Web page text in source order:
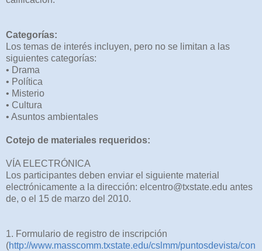
Categorías:
Los temas de interés incluyen, pero no se limitan a las
siguientes categorías:
• Drama
• Política
• Misterio
• Cultura
• Asuntos ambientales
Cotejo de materiales requeridos:
VÍA ELECTRÓNICA
Los participantes deben enviar el siguiente material
electrónicamente a la dirección: elcentro@txstate.edu antes
de, o el 15 de marzo del 2010.
1. Formulario de registro de inscripción
(http://www.masscomm.txstate.edu/cslmm/puntosdevista/con